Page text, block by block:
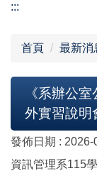
:::
首頁 最新消
《系辦公
外實習說明
發佈日期 : 2026-
資訊管理系115